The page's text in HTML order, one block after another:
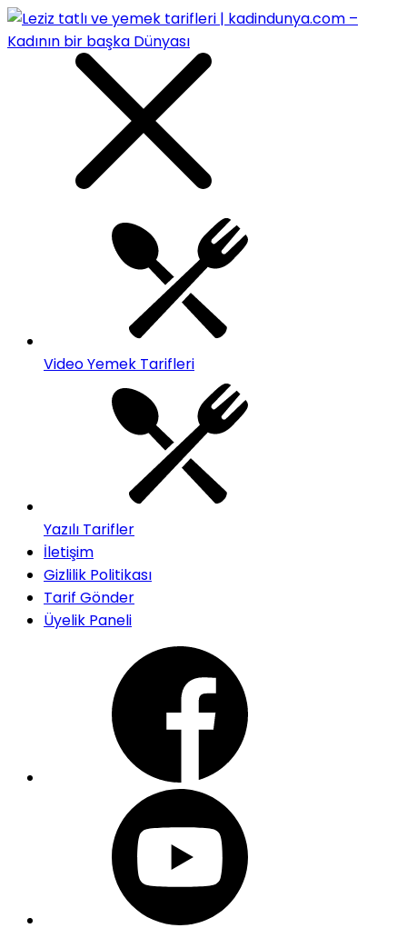
Video Yemek Tarifleri
Yazılı Tarifler
İletişim
Gizlilik Politikası
Tarif Gönder
Üyelik Paneli